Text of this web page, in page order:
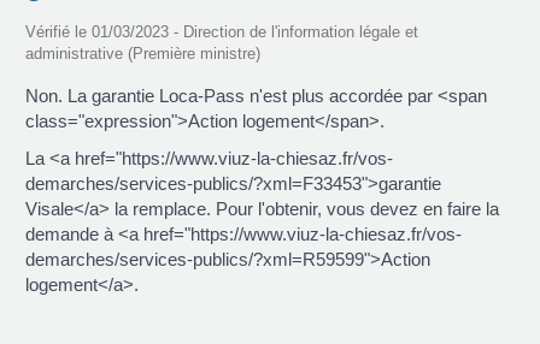
Vérifié le 01/03/2023 - Direction de l'information légale et
administrative (Première ministre)
Non. La garantie Loca-Pass n'est plus accordée par <span
class="expression">Action logement</span>.
La <a href="https://www.viuz-la-chiesaz.fr/vos-
demarches/services-publics/?xml=F33453">garantie
Visale</a> la remplace. Pour l'obtenir, vous devez en faire la
demande à <a href="https://www.viuz-la-chiesaz.fr/vos-
demarches/services-publics/?xml=R59599">Action
logement</a>.